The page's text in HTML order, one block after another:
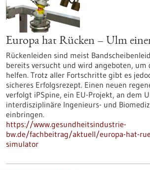
Europa hat Rücken – Ulm
Rückenleiden sind meist
bereits versucht und wird angeboten, um
helfen. Trotz aller Fortschritte gibt es
sicheres Erfolgsrezept. Einen neuen
verfolgt iPSpine, ein EU-Projekt, an dem
interdisziplinäre Ingenieurs- und
einbringen.
https://www.gesundheitsindustrie-
bw.de/fachbeitrag/aktuell/europa-hat-
simulator